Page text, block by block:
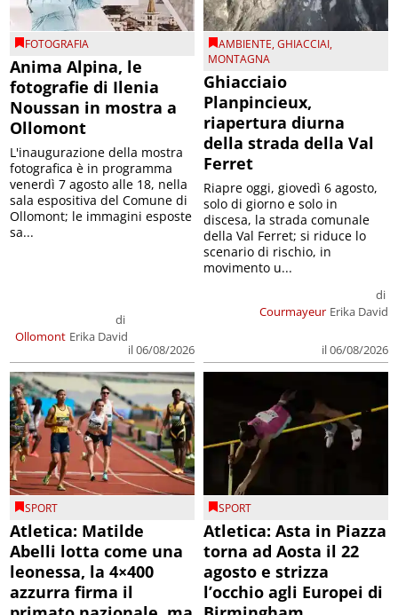
FOTOGRAFIA
Anima Alpina, le
fotografie di Ilenia
Noussan in mostra a
Ollomont
Ollomont
di
Erika David
il 06/08/2026
L'inaugurazione della mostra
fotografica è in programma
venerdì 7 agosto alle 18, nella
sala espositiva del Comune di
Ollomont; le immagini esposte
sa...
AMBIENTE,GHIACCIAI,
MONTAGNA
Ghiacciaio
Planpincieux,
riapertura diurna
della strada della Val
Ferret
Courmayeur
di
Erika David
il 06/08/2026
Riapre oggi, giovedì 6 agosto,
solo di giorno e solo in
discesa, la strada comunale
della Val Ferret; si riduce lo
scenario di rischio, in
movimento u...
SPORT
Atletica: Matilde
Abelli lotta come una
leonessa, la 4×400
azzurra firma il
SPORT
Atletica: Asta in Piazza
torna ad Aosta il 22
agosto e strizza
l’occhio agli Europei di